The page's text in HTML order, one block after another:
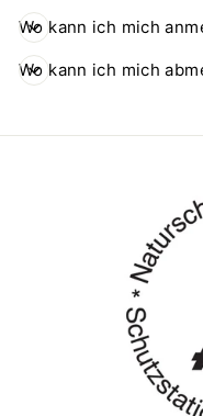
Wo kann ich mich
Wo kann ich mich